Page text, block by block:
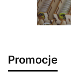
Promocje